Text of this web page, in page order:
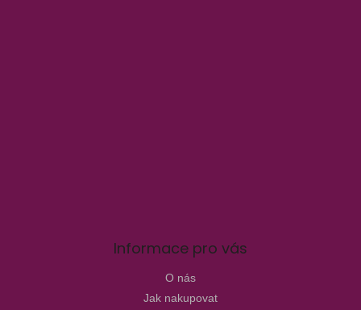
Informace pro vás
O nás
Jak nakupovat